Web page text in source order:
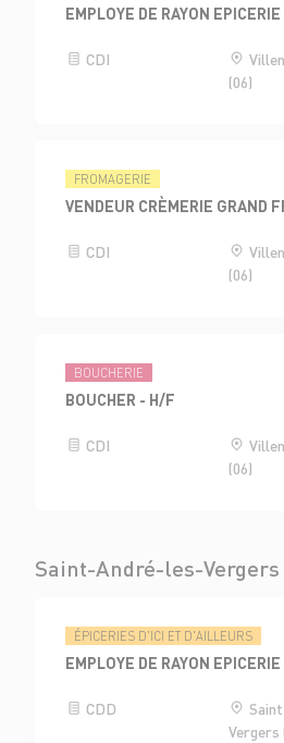
EMPLOYE DE RAYON
CDI
(06)
FROMAGERIE
VENDEUR CRÈMERIE GRAND
CDI
(06)
BOUCHERIE
BOUCHER - H/F
CDI
(06)
Saint-André-les-Vergers
ÉPICERIES D'ICI ET D'AILLEURS
EMPLOYE DE RAYON
CDD
Vergers